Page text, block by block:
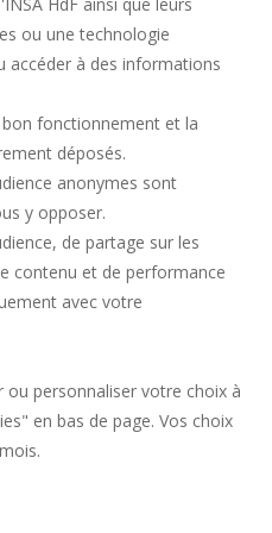
ou une technologie
accéder à des informations
fonctionnement et la
déposés.
anonymes sont
y opposer.
de partage sur les
contenu et de performance
avec votre
personnaliser votre choix à
en bas de page. Vos choix